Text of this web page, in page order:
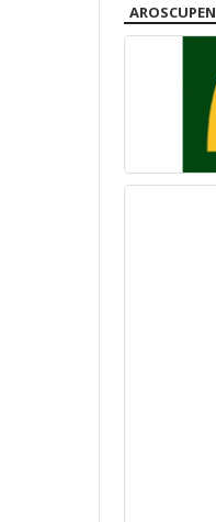
AROSCUPEN